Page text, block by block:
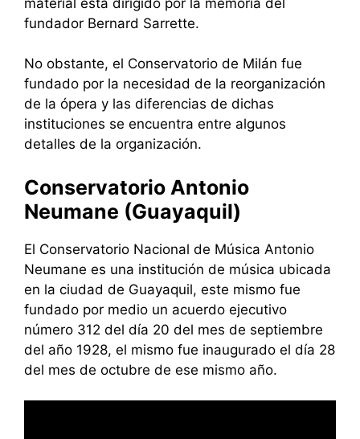
fundador Bernard Sarrette.
No obstante, el Conservatorio de Milán fue
fundado por la necesidad de la reorganización
de la ópera y las diferencias de dichas
instituciones se encuentra entre algunos
detalles de la organización.
Conservatorio Antonio
Neumane (Guayaquil)
El Conservatorio Nacional de Música Antonio
Neumane es una institución de música ubicada
en la ciudad de Guayaquil, este mismo fue
fundado por medio un acuerdo ejecutivo
número 312 del día 20 del mes de septiembre
del año 1928, el mismo fue inaugurado el día 28
del mes de octubre de ese mismo año.